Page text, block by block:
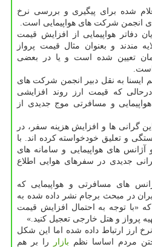
شده برای پیگیری و بررسی نرخ
هواپیمایی از افزایش قیمت
مندند و بعنوان مثال قیمت پرواز
۸۰۰ هزارتومان تعیین شده است و یا در بعضی
است.
ایسنا به نقل دبیر انجمن شركت های
درحالی كه قیمت ارز روند افزایشی
و مسافرتی موج جدیدی از
گرانی ها و افزایش هزینه سفر، در
و تعلیق خودخواسته كرده اند. با
های هواپیمایی و سامانه های
جدیدی در سفرهای هوایی اطلاع
های مسافرتی و هواپیمایی كه
در مبحث برجام نشر داده شده به
«با توجه به احتمال افزایش قیمت
پرواز و هتل خارجی تعجیل كنید.»
ارز ارتباط داده شده اما این شكل
مردم اساسا نظم بازار
را بر هم